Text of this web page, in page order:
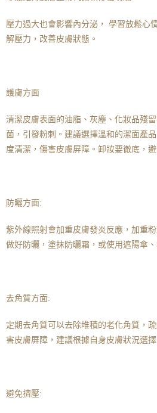
壓力過大也會影響內分泌， 學習放鬆心
解壓力，改善皮膚狀態。
護膚方面
清潔皮膚表面的油脂、灰塵、化妝品殘
菌，引發粉刺。建議選擇溫和的潔面產
度清潔，傷害皮膚屏障。卸妝要徹底，
防曬方面:
紫外線照射會加重皮膚發炎反應，加重
做好防曬，塗抹防曬霜，或使用遮陽傘
去角質方面:
定期去角質可以去除堆積的老化角質，
害皮膚屏障，建議根據自身皮膚狀況選
避免擠壓: